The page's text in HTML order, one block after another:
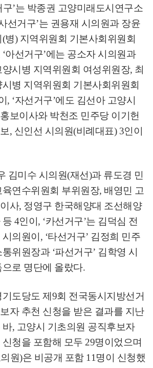
구’는 박종권 고양미래도시연구소
선거구’는 권용재 시의원과 장윤
(병) 지역위원회 기본사회위원회
‘아선거구’에는 공소자 시의원과
시병 지역위원회 여성위원장, 최
병 지역위원회 기본사회위원회
, ‘자선거구’에도 김선아 고양시
보이사와 박천조 민주당 이기헌
, 신인선 시의원(비례대표) 3인이
김미수 시의원(재선)과 류도경 민
연수위원회 부위원장, 배영민 고
사, 정영구 한국해양대 조선해양
등 4인이 , ‘카선거구’는 김덕심 전
의원이 , ‘타선거구’ 김정희 민주
통위원장과 ‘파선거구’ 김학영 시
로 명단에 올랐다.
도당도 제 9회 전국동시지방선거
자 추천 신청을 받은 결과를 지난
바, 고양시 기초의원 공직후보자
청을 포함해 모두 29명이었으며
원)은 비공개 포함 11 명이 신청했